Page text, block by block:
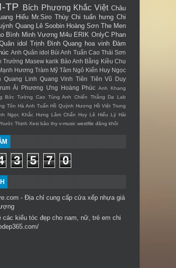
TP Bích Phương Khắc Việt Châu
Hiếu Mr.Siro Thùy Chi tuấn hưng Chi
Quang Lê Soobin Hoàng Sơn The Men
Bình Minh Vương M4u ERIK OnlyC Phan
idol Trịnh Đình Quang hoa vinh Đàm
Anh Quân idol Bùi Anh Tuấn Cao Thái Sơn
Trường Masew karik Bảo Anh Bằng Kiều Chu
Hương Tràm Mỹ Tâm Ngô Kiến Huy Ngọc
Quang Linh Quang Vinh Tiên Tiên Vũ Duy
rum Ái Phương Ưng Hoàng Phúc Anh Khang
Bức Tường Cao Tùng Anh Chiến Thắng
Da Lab
Tôn Hà Anh Tuấn Hồ Quỳnh Hương Hồ Việt Trung
Ngọc Khắc Hưng Lâm Chấn Huy Lê Hiếu
Lý Hải
Thịnh Xesi bảo thy v-music westfile đăng khôi
3 5 7 0
- Địa chỉ cung cấpcửa xếp nhựagiá
các kiểu tóc đẹp cho nam, nữ, trẻ em chi